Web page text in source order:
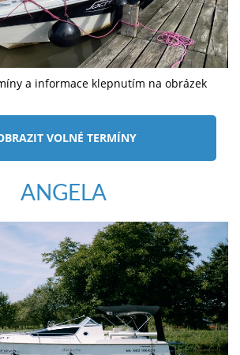
a informace klepnutím na obrázek
VOLNÉ TERMÍNY
ANGELA